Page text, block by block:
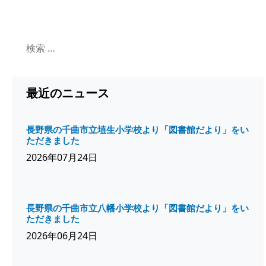
最近のニュース
長野県の千曲市立埴生小学校より「図書館だより」をい
ただきました
2026年07月24日
長野県の千曲市立八幡小学校より「図書館だより」をい
ただきました
2026年06月24日